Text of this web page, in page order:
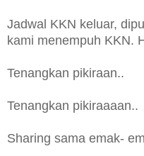
Jadwal KKN keluar,
kami menempuh KKN.
Tenangkan pikiraan..
Tenangkan pikiraaaan..
Sharing sama emak-